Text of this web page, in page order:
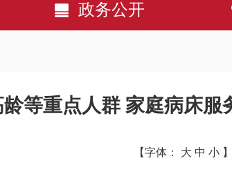
政务公开
等重点人群 家庭病床服
【字体： 大 中 小 】